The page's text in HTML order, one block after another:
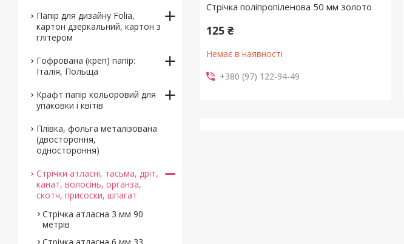
Стрічка поліпропіленова 50 мм золото
125 ₴
Немає в наявності
+380 (97) 122-94-49
Папір для дизайну Folia,
картон дзеркальний, картон з
глітером
Гофрована (креп) папір:
Італія, Польща
Крафт папір кольоровий для
упаковки і квітів
Плівка, фольга металізована
(двостороння,
одностороння)
Стрічки атласні, тасьма, дріт,
канат, волосінь, органза,
скотч, присоски, шпагат
Стрічка атласна 3 мм 90
метрів